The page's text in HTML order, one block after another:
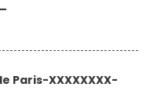
XXXXXXXX-